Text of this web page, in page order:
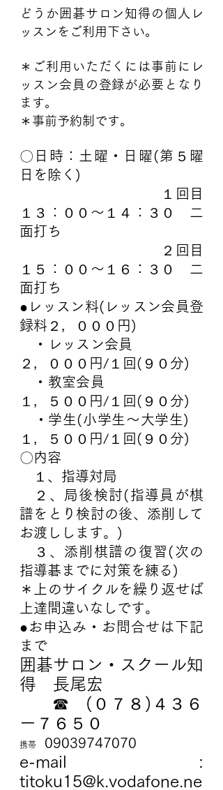
どうか囲碁サロン知得の個人レ
ッスンをご利用下さい。
＊ご利用いただくには事前にレ
ッスン会員の登録が必要となり
ます。
＊事前予約制です。
〇日時：土曜・日曜(第５曜
日を除く)
１回目
１３：００～１４：３０　二
面打ち
２回目
１５：００～１６：３０　二
面打ち
●レッスン料(レッスン会員登
録料２，０００円)
・レッスン会員
２，０００円/１回(９０分)
・教室会員
１，５００円/１回(９０分)
・学生(小学生～大学生)
１，５００円/１回(９０分)
〇内容
１、指導対局
２、局後検討(指導員が棋
譜をとり検討の後、添削して
お渡しします。)
３、添削棋譜の復習(次の
指導碁までに対策を練る)
＊上のサイクルを繰り返せば
上達間違いなしです。
●お申込み・お問合せは下記
まで
囲碁サロン・スクール知
得　長尾宏
ー７６５０
携帯 09039747070
e-mail :
titoku15@k.vodafone.ne